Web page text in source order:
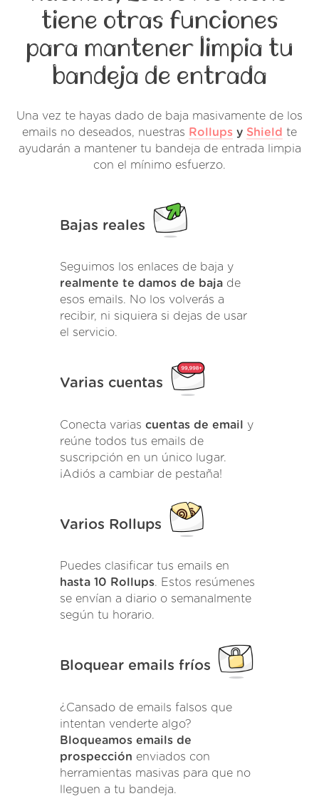
tiene otras funciones
para mantener limpia tu
bandeja de entrada
Una vez te hayas dado de baja masivamente de los
emails no deseados, nuestras Rollups y Shield te
ayudarán a mantener tu bandeja de entrada limpia
con el mínimo esfuerzo.
Bajas reales
Seguimos los enlaces de baja y
realmente te damos de baja de
esos emails. No los volverás a
recibir, ni siquiera si dejas de usar
el servicio.
Varias cuentas
Conecta varias cuentas de email
y
reúne todos tus emails de
suscripción en un único lugar.
¡Adiós a cambiar de pestaña!
Varios Rollups
Puedes clasificar tus emails en
hasta 10 Rollups. Estos resúmenes
se envían a diario o semanalmente
según tu horario.
Bloquear emails fríos
¿Cansado de emails falsos que
intentan venderte algo?
Bloqueamos emails de
prospección enviados con
herramientas masivas para que no
lleguen a tu bandeja.